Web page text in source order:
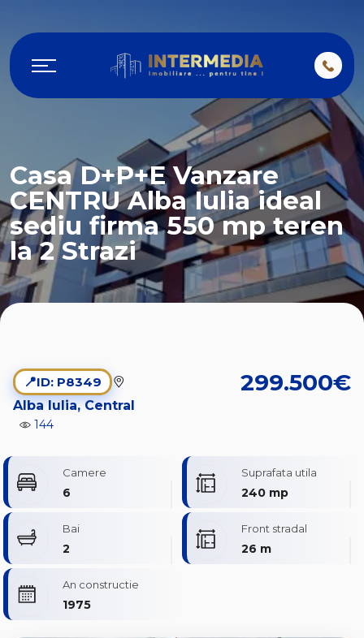
Casa D+P+E Vanzare
CENTRU Alba Iulia ideal
sediu firma 550 mp teren
la 2 Strazi
📍ID: P8349
Alba Iulia, Central
144
299.500€
Camere
6
Suprafata utila
240 mp
Bai
2
Front stradal
26 m
An constructie
1975